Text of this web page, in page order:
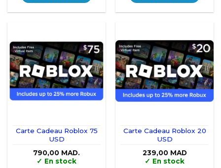
Carte Cadeau Roblox 75
USD
790,00 MAD.
✓ En stock
Carte Cadeau Roblox 20
USD
239,00 MAD
✓ En stock